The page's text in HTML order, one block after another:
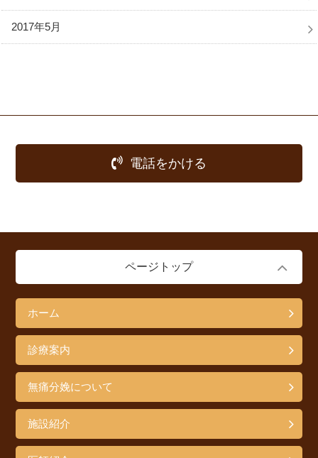
2017年5月
電話をかける
ページトップ
ホーム
診療案内
無痛分娩について
施設紹介